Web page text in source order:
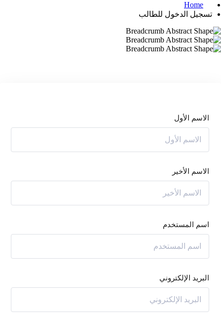
Home
تسجيل الدخول للطالب
الاسم الأول
الاسم الأخير
اسم المستخدم
البريد الإلكتروني